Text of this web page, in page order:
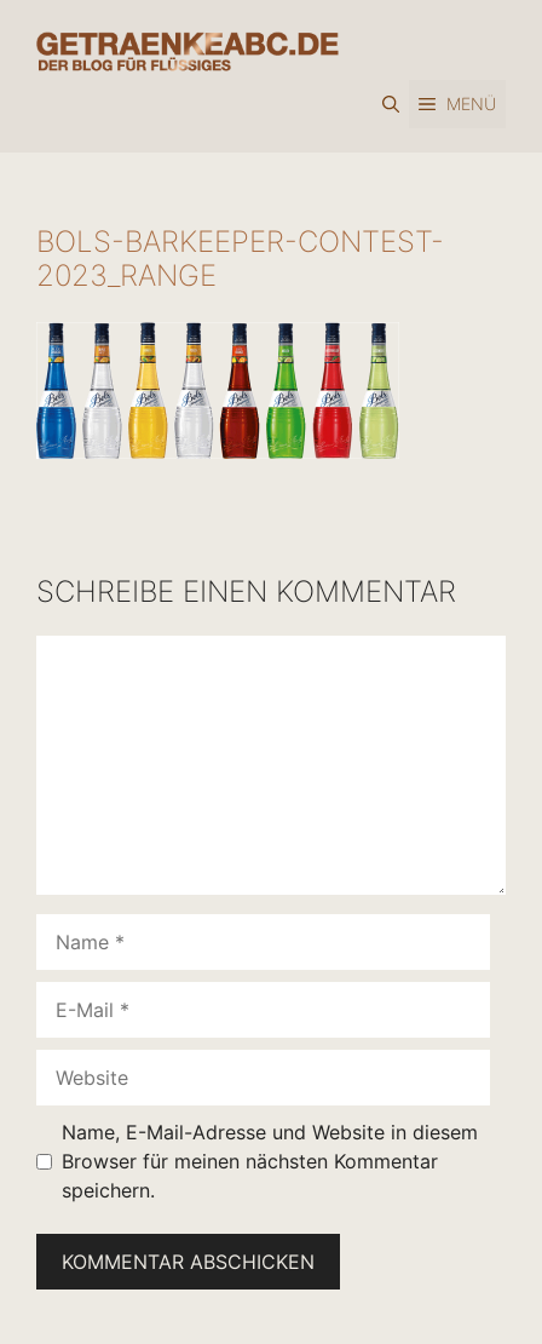
Inhalt
springen
MENÜ
BOLS-BARKEEPER-CONTEST-
2023_RANGE
SCHREIBE EINEN KOMMENTAR
Mail
Name, E-Mail-Adresse und Website in diesem
Browser für meinen nächsten Kommentar
speichern.